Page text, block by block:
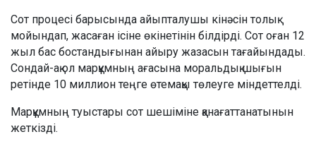
Сот процесі барысында айыпталушы кінәсін толық
мойындап, жасаған ісіне өкінетінін білдірді. Сот оған 12
жыл бас бостандығынан айыру жазасын тағайындады.
Сондай-ақ ол марқұмның ағасына моральдық шығын
ретінде 10 миллион теңге өтемақы төлеуге міндеттелді.
Марқұмның туыстары сот шешіміне қанағаттанатынын
жеткізді.